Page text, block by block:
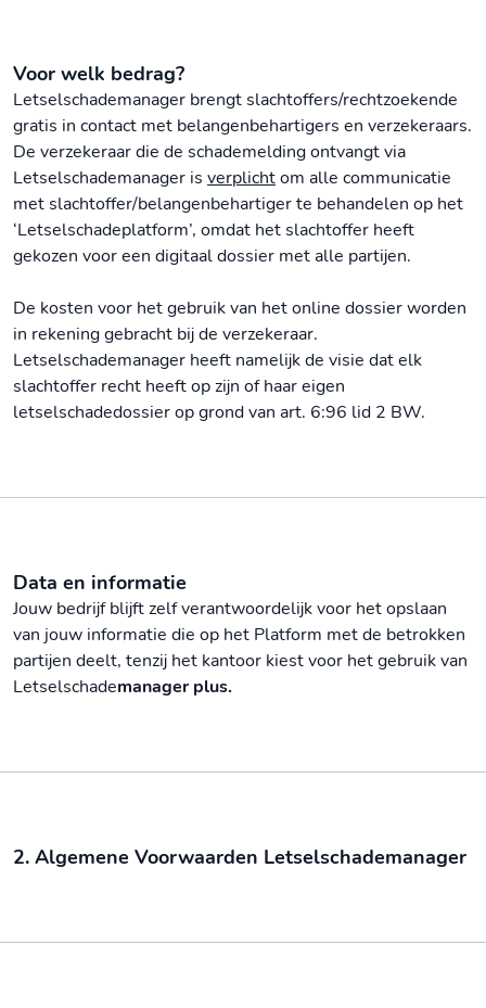
Voor welk bedrag?
Letselschademanager brengt slachtoffers/rechtzoekende
gratis in contact met belangenbehartigers en verzekeraars.
De verzekeraar die de schademelding ontvangt via
Letselschademanager is verplichtom alle communicatie
met slachtoffer/belangenbehartiger te behandelen op het
‘Letselschadeplatform’, omdat het slachtoffer heeft
gekozen voor een digitaal dossier met alle partijen.
De kosten voor het gebruik van het online dossier worden
in rekening gebracht bij de verzekeraar.
Letselschademanager heeft namelijk de visie dat elk
slachtoffer recht heeft op zijn of haar eigen
letselschadedossier op grond van art. 6:96 lid 2 BW.
Data en informatie
Jouw bedrijf blijft zelf verantwoordelijk voor het opslaan
van jouw informatie die op het Platform met de betrokken
partijen deelt, tenzij het kantoor kiest voor het gebruik van
Letselschademanager plus.
2. Algemene Voorwaarden Letselschademanager